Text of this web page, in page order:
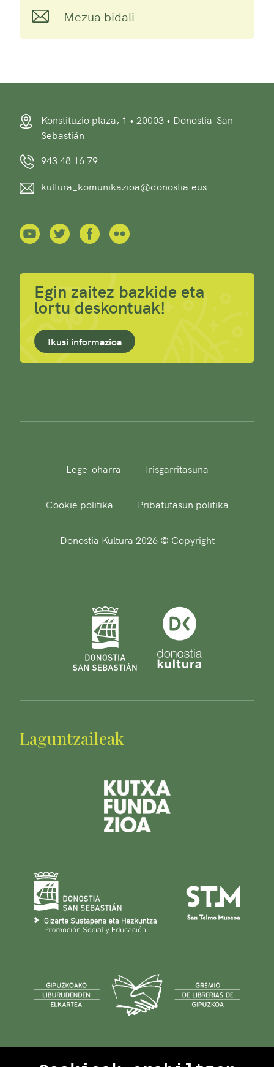
Mezua bidali
Konstituzio plaza, 1 • 20003 • Donostia-San
Sebastián
943 48 16 79
kultura_komunikazioa@donostia.eus
Egin zaitez bazkide eta
lortu deskontuak!
Ikusi informazioa
Lege-oharra Irisgarritasuna
Cookie politika Pribatutasun politika
Donostia Kultura 2026 © Copyright
Laguntzaileak